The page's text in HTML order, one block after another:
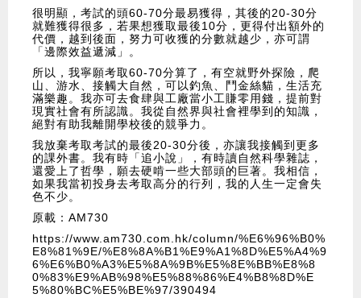
很明顯，考試的頭60-70分最易獲得，其後的20-30分
就難獲得很多，若果想獲取最後10分，更得付出額外的
代價，越到後面，努力可收獲的分數就越少，亦可謂
「邊際效益遞減」。
所以，我寧願考取60-70分算了，有空就野外探險，爬
山、游水、接觸大自然，可以釣魚、鬥金絲貓，生活充
滿樂趣。我亦可去食肆與工廠當小工賺零用錢，提前對
現實社會有所認識。我從自然界與社會裡學到的知識，
絕對有助我離開學校後的競爭力。
我放棄考取考試的最後20-30分後，亦讓我接觸到更多
的課外書。我有時「追小說」，有時讀自然科學雜誌，
還愛上了哲學，願去硬啃一些大部頭的巨著。我相信，
如果我當初投身去考取高分的行列，我的人生一定會失
色不少。
原載：AM730
https://www.am730.com.hk/column/%E6%96%B0%
E8%81%9E/%E8%8A%B1%E9%A1%8D%E5%A4%9
6%E6%B0%A3%E5%8A%9B%E5%8E%BB%E8%8
0%83%E9%AB%98%E5%88%86%E4%B8%8D%E
5%80%BC%E5%BE%97/390494